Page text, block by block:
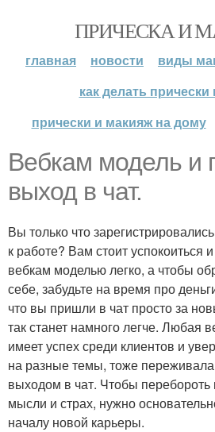
ПРИЧЕСКА И
главная новости
виды
как делать
прически и макияж на дому
Вебкам модель и
выход в чат.
Вы только что
к работе? Вам стоит успокоиться
вебкам моделью легко, а чтобы
себе, забудьте на время про
что вы пришли в чат просто за
так станет намного легче. Любая
имеет успех среди клиентов и
на разные темы, тоже
выходом в чат. Чтобы перебороть
мысли и страх, нужно
началу новой карьеры.